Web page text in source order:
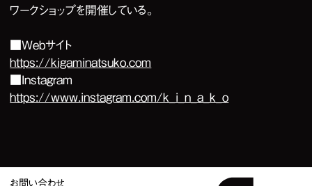
ワークショップを開催している。
■Webサイト
https://kigaminatsuko.com
■Instagram
https://www.instagram.com/k_i_n_a_k_o
お問い合わせ